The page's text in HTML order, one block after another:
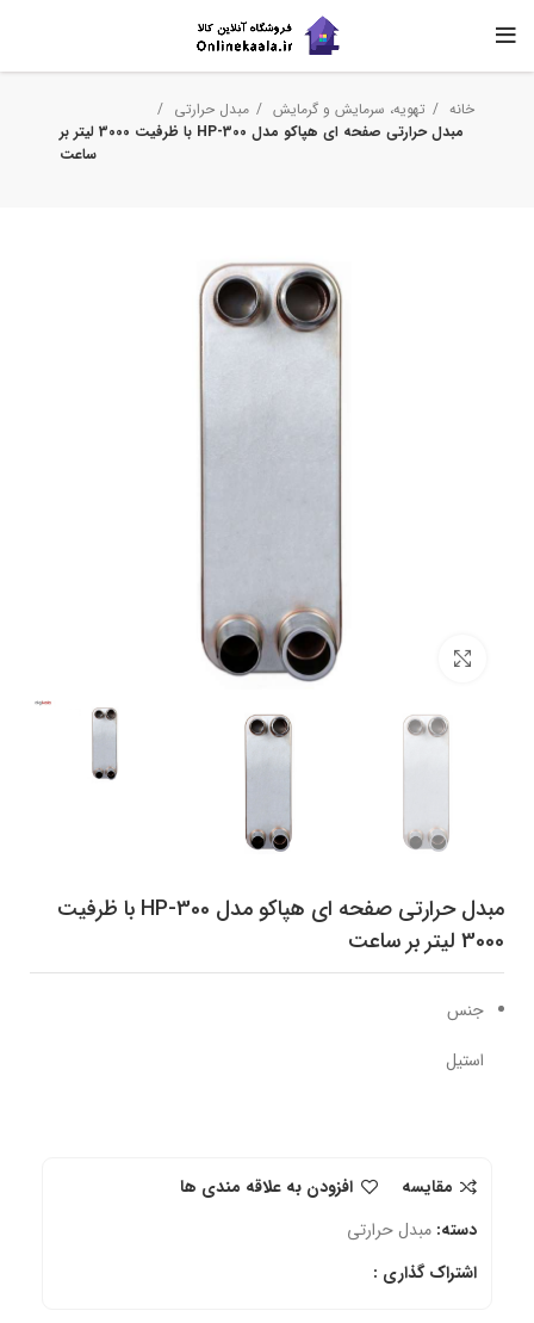
خانه تهویه، سرمایش و گرمایش
مبدل حرارتی
مبدل حرارتی صفحه ای هپاکو مدل HP-300 با ظرفیت 3000 لیتر بر
ساعت
برای بزرگنمایی کلیک کنید
مبدل حرارتی صفحه ای هپاکو مدل HP-300 با ظرفیت
3000 لیتر بر ساعت
جنس
استیل
مقایسه
افزودن به علاقه مندی ها
دسته: مبدل حرارتی
اشتراک گذاری :